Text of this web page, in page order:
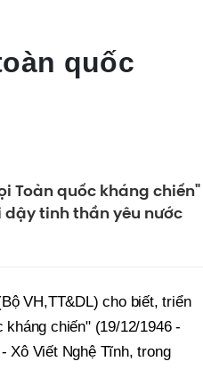
quốc
Toàn quốc kháng chiến"
tinh thần yêu nước
VH,TT&DL) cho biết, triển
chiến" (19/12/1946 -
Xô Viết Nghệ Tĩnh, trong